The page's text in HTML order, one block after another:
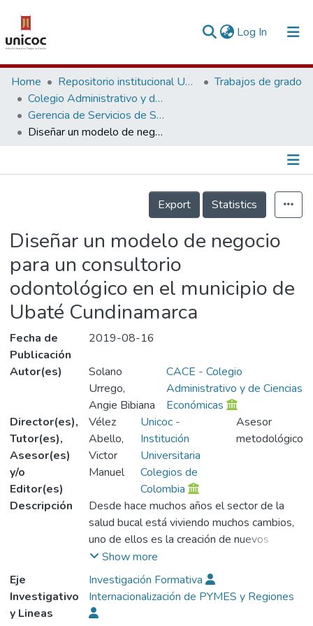
Log In (current)
Communities & Collections
Research Outputs
Fundings & Projects
Home Repositorio institucional Unicoc, RI-unicoc
Trabajos de grado
Colegio Administrativo y de Ciencias Económicas
Gerencia de Servicios de Salud
Diseñar un modelo de negocio para un consultorio odontológico en el municipio de Ubaté Cundinamarca
Información de la Publicación
Export
Statistics
Diseñar un modelo de negocio
para un consultorio
odontológico en el municipio de
Ubaté Cundinamarca
Fecha de
Publicación
2019-08-16
Autor(es)
Solano
Urrego,
Angie Bibiana
CACE - Colegio
Administrativo y de Ciencias
Económicas
Director(es),
Tutor(es),
Asesor(es)
y/o
Editor(es)
Vélez
Abello,
Victor
Manuel
Unicoc -
Institución
Universitaria
Colegios de
Colombia
Asesor
metodológico
Descripción
Desde hace muchos años el sector de la
salud bucal está viviendo muchos cambios,
uno de ellos es la creación de nuevos
consultorios odontológicos con gran rapidez;
dado que el emprendimiento es un motor
fundamental de crecimiento y desarrollo
personal también para la población en sí, sin
Show more
Eje
Investigativo
y Lineas
Investigación Formativa
Internacionalización de PYMES y Regiones